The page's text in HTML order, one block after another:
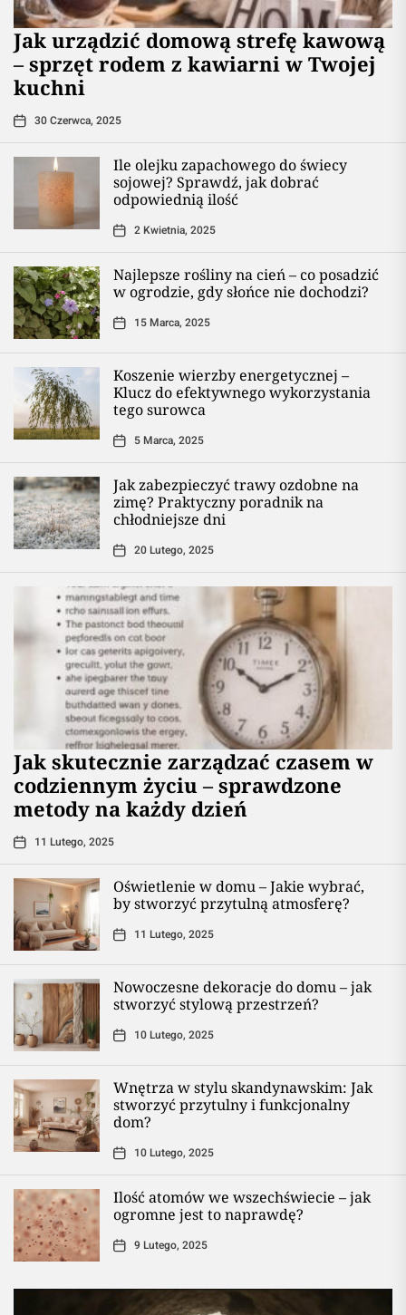
​Jak urządzić domową strefę kawową
– sprzęt rodem z kawiarni w Twojej
kuchni
30 Czerwca, 2025
Ile olejku zapachowego do świecy
sojowej? Sprawdź, jak dobrać
odpowiednią ilość
2 Kwietnia, 2025
Najlepsze rośliny na cień – co posadzić
w ogrodzie, gdy słońce nie dochodzi?
15 Marca, 2025
Koszenie wierzby energetycznej –
Klucz do efektywnego wykorzystania
tego surowca
5 Marca, 2025
Jak zabezpieczyć trawy ozdobne na
zimę? Praktyczny poradnik na
chłodniejsze dni
20 Lutego, 2025
Jak skutecznie zarządzać czasem w
codziennym życiu – sprawdzone
metody na każdy dzień
11 Lutego, 2025
Oświetlenie w domu – Jakie wybrać,
by stworzyć przytulną atmosferę?
11 Lutego, 2025
Nowoczesne dekoracje do domu – jak
stworzyć stylową przestrzeń?
10 Lutego, 2025
Wnętrza w stylu skandynawskim: Jak
stworzyć przytulny i funkcjonalny
dom?
10 Lutego, 2025
Ilość atomów we wszechświecie – jak
ogromne jest to naprawdę?
9 Lutego, 2025